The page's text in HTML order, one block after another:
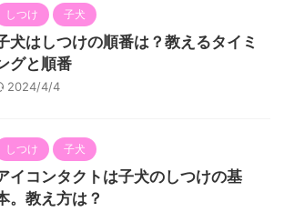
しつけ 子犬
犬はしつけの順番は？教えるタイミ
グと順番
2024/4/4
しつけ 子犬
イコンタクトは子犬のしつけの基
。教え方は？